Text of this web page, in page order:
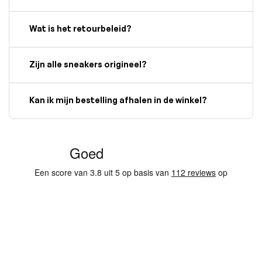
Wat is het retourbeleid?
Zijn alle sneakers origineel?
Kan ik mijn bestelling afhalen in de winkel?